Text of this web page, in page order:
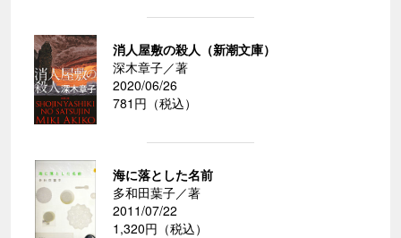
消人屋敷の殺人（新潮文庫）
深木章子／著
2020/06/26
781円（税込）
海に落とした名前
多和田葉子／著
2011/07/22
1,320円（税込）